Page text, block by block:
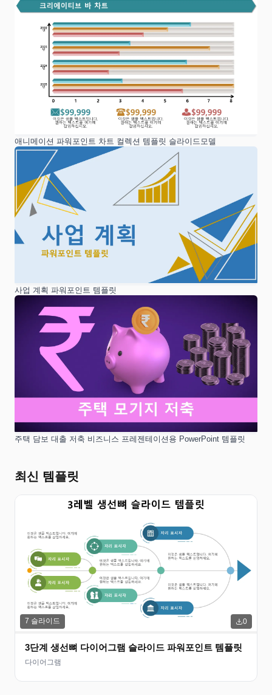
애니메이션 파워포인트 차트 컬렉션 템플릿 슬라이드모델
사업 계획 파워포인트 템플릿
주택 담보 대출 저축 비즈니스 프레젠테이션용 PowerPoint 템플릿
최신 템플릿
7 슬라이드 0
3단계 생선뼈 다이어그램 슬라이드 파워포인트 템플릿
다이어그램